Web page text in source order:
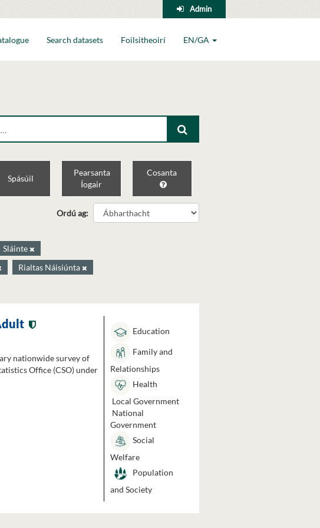
Admin
Search datasets Foilsitheoirí EN/GA
Spásúil
Pearsanta
Íogair
Cosanta
Ordú ag
Sláinte
Rialtas Náisiúnta
nationwide survey of
Office (CSO) under
Education
Family and
Relationships
Health
Local Government
National
Government
Social
Welfare
Population
and Society